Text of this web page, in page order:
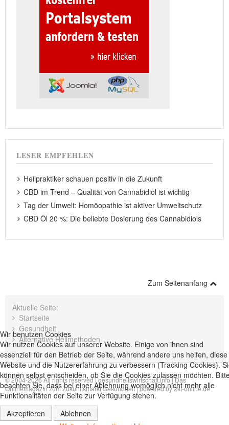
LESER EMPFEHLEN
Heilpraktiker schauen positiv in die Zukunft
CBD im Trend – Qualität von Cannabidiol ist wichtig
Tag der Umwelt: Homöopathie ist aktiver Umweltschutz
CBD Öl 20 %: Die beliebte Dosierung des Cannabidiols
Zum Seitenanfang
Aktuelle Seite:
Startseite
Gesundheit
Alternative Heilmethoden
© 2004-2026 All rights reserved |gesundheitswirtschaft.info | Das
Onlinemagazin zum Zukunftsmarkt Gesundheit| powered by2st-online.de
Wir benutzen Cookies
Wir nutzen Cookies auf unserer Website. Einige von ihnen sind
essenziell für den Betrieb der Seite, während andere uns helfen, diese
Website und die Nutzererfahrung zu verbessern (Tracking Cookies).
können selbst entscheiden, ob Sie die Cookies zulassen möchten.
beachten Sie, dass bei einer Ablehnung womöglich nicht mehr alle
Funktionalitäten der Seite zur Verfügung stehen.
Akzeptieren
Ablehnen